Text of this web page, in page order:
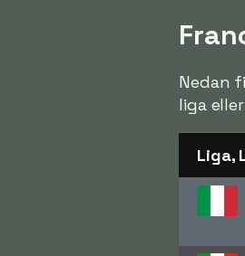
Nedan
liga
Liga,